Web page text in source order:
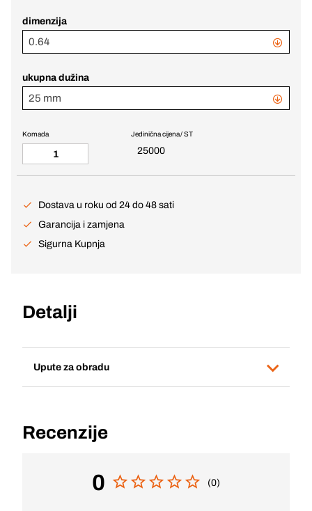
dimenzija
0.64
ukupna dužina
25 mm
Jedinična cijena / ST
25000
Komada
Dostava u roku od 24 do 48 sati
Garancija i zamjena
Sigurna Kupnja
Detalji
Upute za obradu
Recenzije
0 (0)